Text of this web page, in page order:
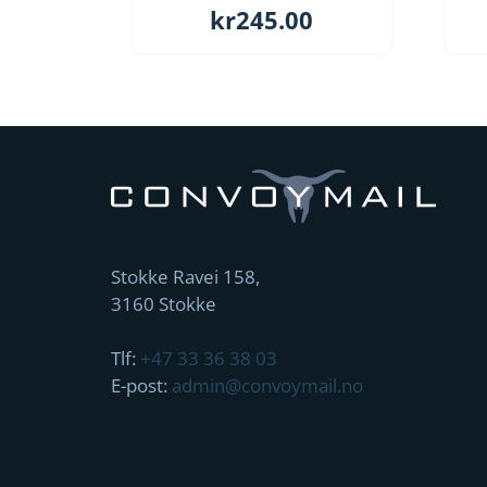
kr245.00
Stokke Ravei 158,
3160 Stokke
Tlf: +47 33 36 38 03
E-post: admin@convoymail.no